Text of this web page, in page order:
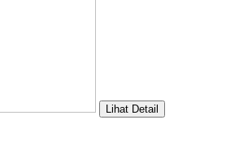
Lihat Detail